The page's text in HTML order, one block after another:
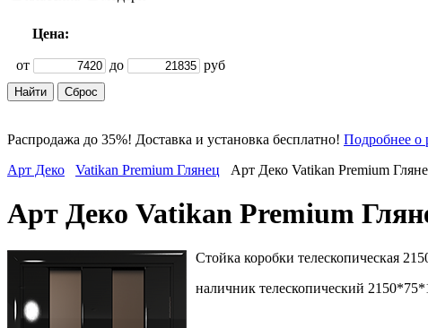
Цена:
от до руб
Распродажа до 35%! Доставка и установка бесплатно! Подробнее о
Арт Деко
Vatikan Premium Глянец Арт Деко Vatikan Premium
Арт Деко Vatikan Premium
Стойка коробки телескопическая
наличник телескопический